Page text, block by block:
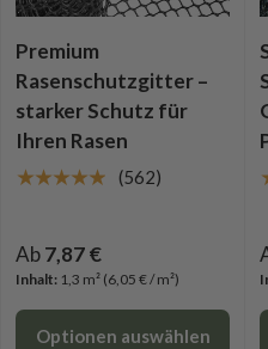
Premium
Rasenschutzgitter –
starker Schutz für
Ihren Rasen
★★★★★
(562)
Ab7,87 €
Inhalt: 1,3 m² (6,05 € / m²)
Optionen auswählen